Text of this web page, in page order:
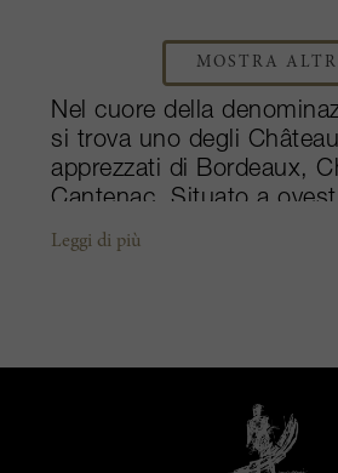
MOSTRA
Nel cuore della
si trova uno degli
apprezzati di Bordeaux,
Cantenac. Situato a
Cantenac, lo Château
nome non solo alla sua
appartiene alla famiglia
Lurton prosegue la ricerca
dell'eccellenza iniziata
dal 1992. Con una
Leggi di più